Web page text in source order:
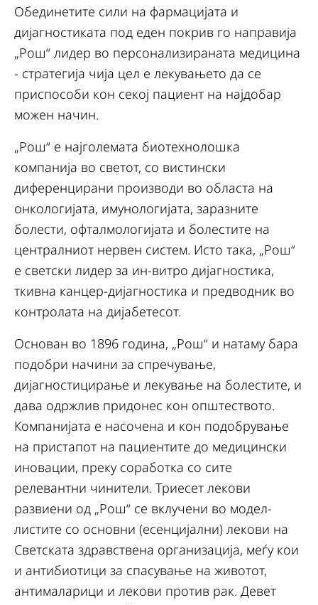
Обединетите сили на фармацијата и
дијагностиката под еден покрив го направија
„Рош“ лидер во персонализираната медицина
- стратегија чија цел е лекувањето да се
приспособи кон секој пациент на најдобар
можен начин.
„Рош“ е најголемата биотехнолошка
компанија во светот, со вистински
диференцирани производи во областа на
онкологијата, имунологијата, заразните
болести, офталмологијата и болестите на
централниот нервен систем. Исто така, „Рош“
е светски лидер за ин-витро дијагностика,
ткивна канцер-дијагностика и предводник во
контролата на дијабетесот.
Основан во 1896 година, „Рош“ и натаму бара
подобри начини за спречување,
дијагностицирање и лекување на болестите, и
дава одржлив придонес кон општеството.
Компанијата е насочена и кон подобрување
на пристапот на пациентите до медицински
иновации, преку соработка со сите
релевантни чинители. Триесет лекови
развиени од „Рош“ се вклучени во модел-
листите со основни (есенцијални) лекови на
Светската здравствена организација, меѓу кои
и антибиотици за спасување на животот,
антималарици и лекови против рак. Девет